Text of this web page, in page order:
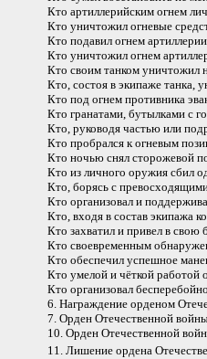
Кто артиллерийским огнем
Кто уничтожил огневые
Кто подавил огнем
Кто уничтожил огнем
Кто своим танком уничтожил
Кто, состоя в экипаже танка,
Кто под огнем противника
Кто гранатами, бутылками с
Кто, руководя частью или
Кто пробрался к огневым
Кто ночью снял сторожевой
Кто из личного оружия сбил
Кто, борясь с
Кто организовал и
Кто, входя в состав экипажа
Кто захватил и привел в свою
Кто своевременным
Кто обеспечил успешное
Кто умелой и чёткой работой
Кто организовал
6. Награждение орденом
7. Орден Отечественной
10. Орден Отечественной
11. Лишение ордена